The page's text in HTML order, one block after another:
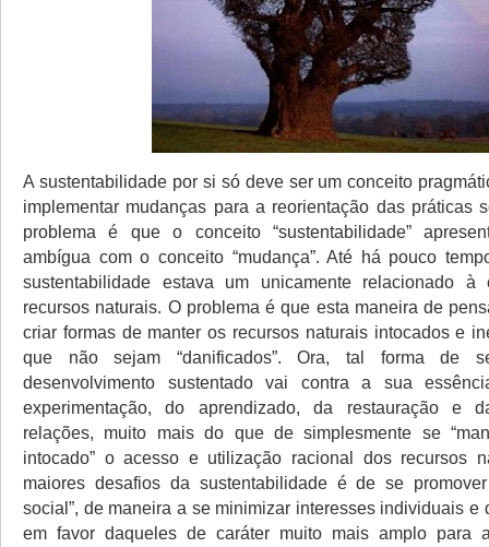
A sustentabilidade por si só deve ser um conceito
implementar mudanças para a reorientação das práticas
problema é que o conceito “sustentabilidade”
ambígua com o conceito “mudança”. Até há pouco
sustentabilidade estava um unicamente relacionado à
recursos naturais. O problema é que esta maneira de
criar formas de manter os recursos naturais intocados e
que não sejam “danificados”. Ora, tal forma de
desenvolvimento sustentado vai contra a sua
experimentação, do aprendizado, da restauração e
relações, muito mais do que de simplesmente se
intocado” o acesso e utilização racional dos recursos
maiores desafios da sustentabilidade é de se
social”, de maneira a se minimizar interesses individuais e
em favor daqueles de caráter muito mais amplo para